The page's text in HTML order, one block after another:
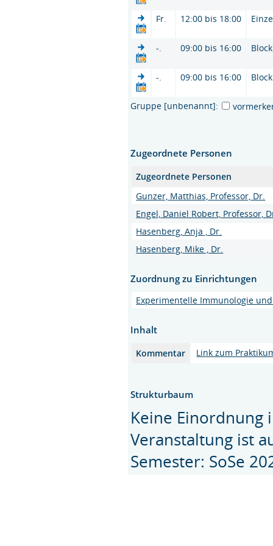
Fr. 12:00 bis 18:00
-. 09:00 bis 16:00 Block
-. 09:00 bis 16:00 Block
Gruppe [unbenannt]:
Zugeordnete Personen
Zugeordnete Personen
Gunzer, Matthias, Professor, Dr.
Engel, Daniel Robert, Professor,
Hasenberg, Anja , Dr.
Hasenberg, Mike , Dr.
Zuordnung zu Einrichtungen
Experimentelle Immunologie
Inhalt
Kommentar Link zum
Strukturbaum
Keine Einordnung
Veranstaltung ist
Semester: SoSe